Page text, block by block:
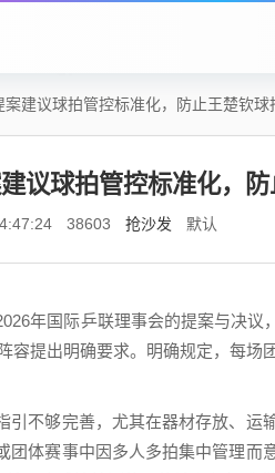
案建议球拍管控标准化，防止王楚钦球
议球拍管控标准化，
38603 抢沙发 默认
年国际乒联理事会的提案与决
容提出明确要求。明确规定，每场
引不够完善，尤其在器材存放、运
团体赛事中因多人多拍集中管理而